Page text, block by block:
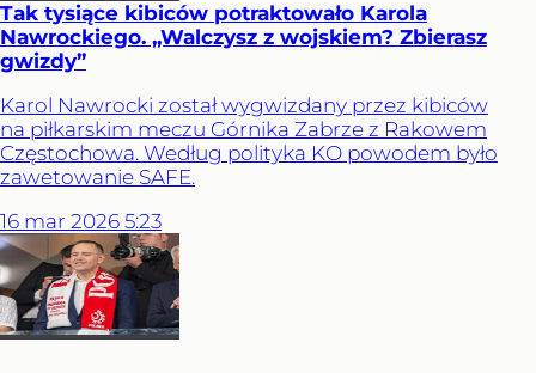
Tak tysiące kibiców potraktowało Karola
Nawrockiego. „Walczysz z wojskiem? Zbierasz
gwizdy”
Karol Nawrocki został wygwizdany przez kibiców
na piłkarskim meczu Górnika Zabrze z Rakowem
Częstochowa. Według polityka KO powodem było
zawetowanie SAFE.
16 mar 2026 5:23